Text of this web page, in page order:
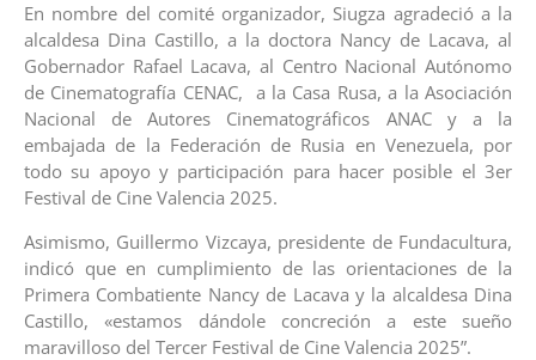
En nombre del comité organizador, Siugza agradeció a la
alcaldesa Dina Castillo, a la doctora Nancy de Lacava, al
Gobernador Rafael Lacava, al Centro Nacional Autónomo
de Cinematografía CENAC, a la Casa Rusa, a la Asociación
Nacional de Autores Cinematográficos ANAC y a la
embajada de la Federación de Rusia en Venezuela, por
todo su apoyo y participación para hacer posible el 3er
Festival de Cine Valencia 2025.
Asimismo, Guillermo Vizcaya, presidente de Fundacultura,
indicó que en cumplimiento de las orientaciones de la
Primera Combatiente Nancy de Lacava y la alcaldesa Dina
Castillo, «estamos dándole concreción a este sueño
maravilloso del Tercer Festival de Cine Valencia 2025”.